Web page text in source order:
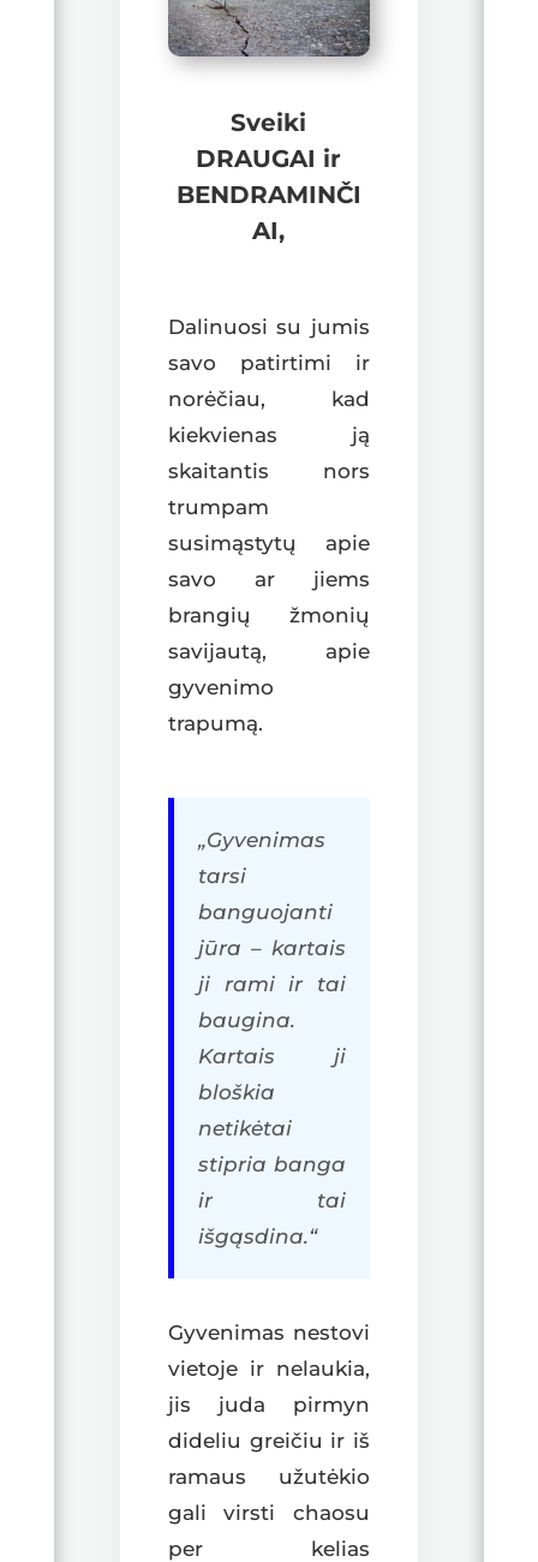
Sveiki
DRAUGAI ir
BENDRAMINČI
AI,
Dalinuosi su jumis
savo patirtimi ir
norėčiau, kad
kiekvienas ją
skaitantis nors
trumpam
susimąstytų apie
savo ar jiems
brangių žmonių
savijautą, apie
gyvenimo
trapumą.
„Gyvenimas
tarsi
banguojanti
jūra – kartais
ji rami ir tai
baugina.
Kartais ji
bloškia
netikėtai
stipria banga
ir tai
išgąsdina.“
Gyvenimas nestovi
vietoje ir nelaukia,
jis juda pirmyn
dideliu greičiu ir iš
ramaus užutėkio
gali virsti chaosu
per kelias